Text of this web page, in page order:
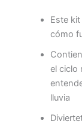
Este
cómo
el ciclo
lluvia